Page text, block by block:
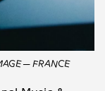
FRANCE